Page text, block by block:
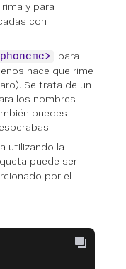
y para
con
para
hace que rime
Se trata de un
los nombres
puedes
utilizando la
puede ser
por el